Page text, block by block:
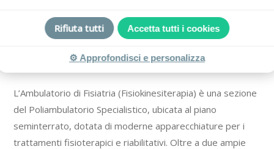
L’Ambulatorio di Fisiatria (Fisiokinesiterapia) è una sezione
del Poliambulatorio Specialistico, ubicata al piano
seminterrato, dotata di moderne apparecchiature per i
trattamenti fisioterapici e riabilitativi. Oltre a due ampie
⚙ Approfondisci e personalizza
Rifiuta tutti Accetta tutti i cookies